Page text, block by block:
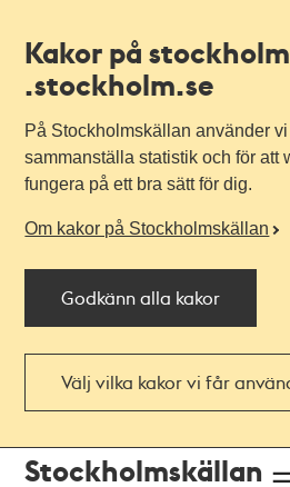
Kakor på
.stockholm.se
På Stockholmskällan använder
sammanställa statistik och för att
fungera på ett bra sätt för dig.
Om kakor på Stockholmskällan
Godkänn alla kakor
Välj vilka kakor vi får
Stockholmskällan